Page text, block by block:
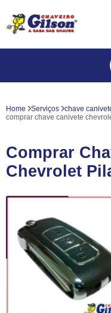
Home Serviços chave
comprar chave canivete
Comprar
Chevrolet